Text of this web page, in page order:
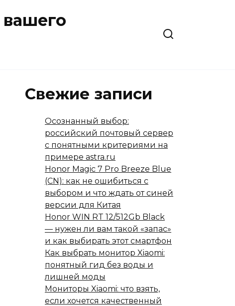
Свежие записи
Осознанный выбор:
российский почтовый сервер
с понятными критериями на
примере astra.ru
Honor Magic 7 Pro Breeze Blue
(CN): как не ошибиться с
выбором и что ждать от синей
версии для Китая
Honor WIN RT 12/512Gb Black
— нужен ли вам такой «запас»
и как выбирать этот смартфон
Как выбрать монитор Xiaomi:
понятный гид без воды и
лишней моды
Мониторы Xiaomi: что взять,
если хочется качественный